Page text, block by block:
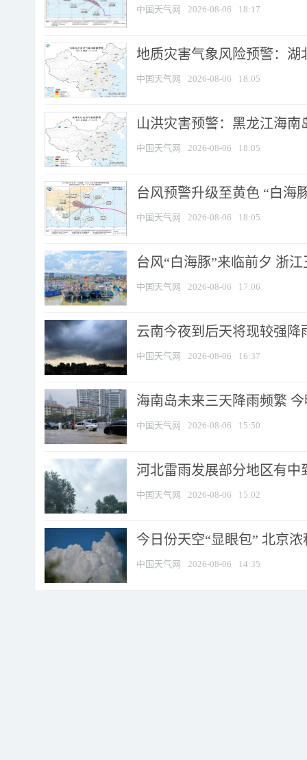
中国天气网 2026-08-06 18:17
地质灾害气象风险预警：湖
中国天气网 2026-08-06 18:05
山洪灾害预警：黑龙江海
中国天气网 2026-08-06 18:05
台风预警升级至黄色 “白海
中国天气网 2026-08-06 18:05
台风“白海豚”来临前夕 浙
中国天气网 2026-08-06 17:06
云南今夜到后天将现较强降
中国天气网 2026-08-06 16:37
海南岛未来三天降雨频繁
中国天气网 2026-08-06 15:50
河北雷雨发展部分地区有中
中国天气网 2026-08-06 15:02
今日份天空“显眼包” 北京
中国天气网 2026-08-06 14:35